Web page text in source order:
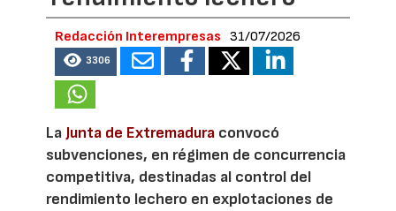
Redacción Interempresas 31/07/2026
3306
LaJunta de Extremadura convocó
subvenciones, en régimen de concurrencia
competitiva, destinadas al control del
rendimiento lechero en explotaciones de